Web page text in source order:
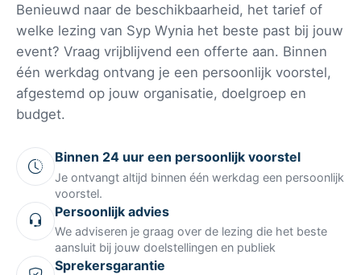
Benieuwd naar de beschikbaarheid, het tarief of
welke lezing van Syp Wynia het beste past bij jouw
event? Vraag vrijblijvend een offerte aan. Binnen
één werkdag ontvang je een persoonlijk voorstel,
afgestemd op jouw organisatie, doelgroep en
budget.
Binnen 24 uur een persoonlijk voorstel
Je ontvangt altijd binnen één werkdag een persoonlijk
voorstel.
Persoonlijk advies
We adviseren je graag over de lezing die het beste
aansluit bij jouw doelstellingen en publiek
Sprekersgarantie